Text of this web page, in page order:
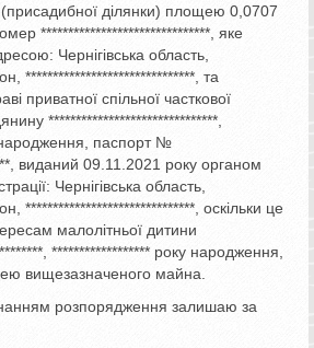
(присадибної ділянки) площею 0,0707
*******************************, яке
Чернігівська область,
*******************************, та
приватної спільної часткової
*******************************,
паспорт №
виданий 09.11.2021 року органом
Чернігівська область,
*******************************, оскільки це
малолітньої дитини
****************** року народження,
вищезазначеного майна.
розпорядження залишаю за